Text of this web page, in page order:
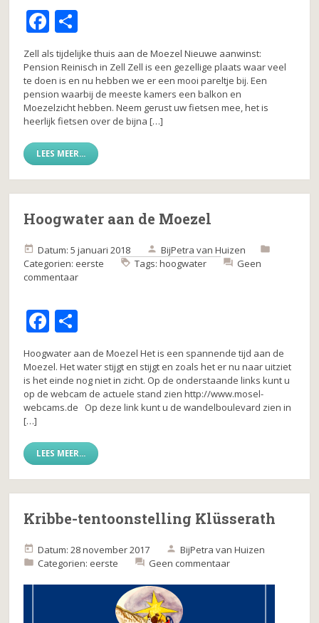
F
a
c
e
b
o
o
k
el
e
n
Zell als tijdelijke thuis aan de Moezel Nieuwe aanwinst:
Pension Reinisch in Zell Zell is een gezellige plaats waar veel
te doen is en nu hebben we er een mooi pareltje bij. Een
pension waarbij de meeste kamers een balkon en
Moezelzicht hebben. Neem gerust uw fietsen mee, het is
heerlijk fietsen over de bijna […]
LEES MEER...
Hoogwater aan de Moezel
Datum: 5 januari 2018 BijPetra van Huizen
Categorien: eerste Tags:hoogwater
Geen
commentaar
F
a
c
e
b
o
o
k
el
e
n
Hoogwater aan de Moezel Het is een spannende tijd aan de
Moezel. Het water stijgt en stijgt en zoals het er nu naar uitziet
is het einde nog niet in zicht. Op de onderstaande links kunt u
op de webcam de actuele stand zien http://www.mosel-
webcams.de Op deze link kunt u de wandelboulevard zien in
[…]
LEES MEER...
Kribbe-tentoonstelling Klüsserath
Datum: 28 november 2017 BijPetra van Huizen
Categorien: eerste Geen commentaar